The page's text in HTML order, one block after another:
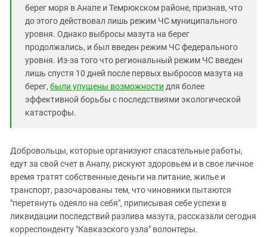
берег моря в Анапе и Темрюкском районе, признав, что
до этого действовал лишь режим ЧС муниципального
уровня. Однако выбросы мазута на берег
продолжались, и был введен режим ЧС федерального
уровня. Из-за того что региональный режим ЧС введен
лишь спустя 10 дней после первых выбросов мазута на
берег, были упущены возможности для более
эффективной борьбы с последствиями экологической
катастрофы.
Добровольцы, которые организуют спасательные работы,
едут за свой счет в Анапу, рискуют здоровьем и в свое личное
время тратят собственные деньги на питание, жилье и
транспорт, разочарованы тем, что чиновники пытаются
"перетянуть одеяло на себя", приписывая себе успехи в
ликвидации последствий разлива мазута, рассказали сегодня
корреспонденту "Кавказского узла" волонтеры.